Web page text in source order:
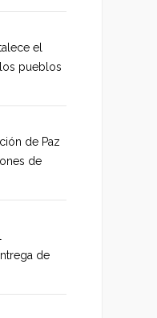
el
pueblos
de Paz
de
de